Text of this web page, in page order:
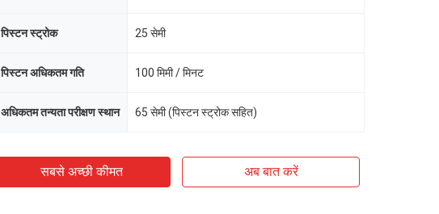
पिस्टन स्ट्रोक 25 सेमी
पिस्टन अधिकतम गति 100 मिमी / मिनट
अधिकतम तन्यता परीक्षण स्थान 65 सेमी (पिस्टन स्ट्रोक सहित)
सबसे अच्छी कीमत अब बात करें